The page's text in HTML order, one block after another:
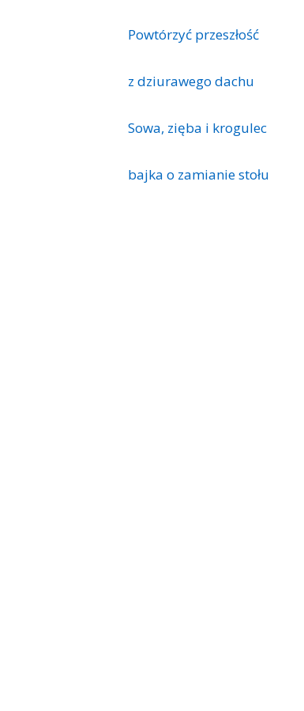
Powtórzyć przeszłość
z dziurawego dachu
Sowa, zięba i krogulec
bajka o zamianie stołu